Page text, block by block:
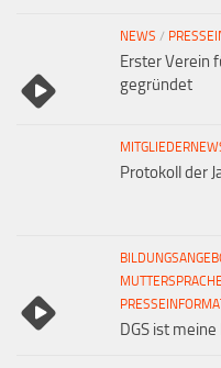
NEWS /
Erster Verein
gegründet
Protokoll der
MUTTERSPRACHE
DGS ist